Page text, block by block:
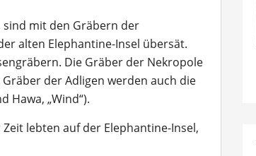
sind mit den Gräbern der
alten Elephantine-Insel übersät.
Die Gräber der Nekropole
der Adligen werden auch die
Hawa, „Wind“).
lebten auf der Elephantine-Insel,